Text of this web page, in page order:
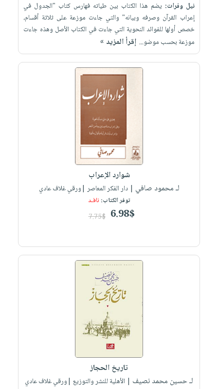
نيل وفرات: يضم هذا الكتاب بين طياته فهارس كتاب "الجدول في
إعراب القرآن وصرفه وبيانه" والتي جاءت موزعة على ثلاثة أقسام،
خصص أولها للفوائد النحوية التي جاءت في الكتاب الأصل وهذه جاءت
موزعة بحسب موضو... إقرأ المزيد »
شوارد الإعراب
لـ محمود صافي | دار الفكر المعاصر |ورقي غلاف عادي
توفر الكتاب: نافـد
6.98$
7.75$
تاريخ الحجاز
لـ حسين محمد نصيف | الأهلية للنشر والتوزيع |ورقي غلاف عادي